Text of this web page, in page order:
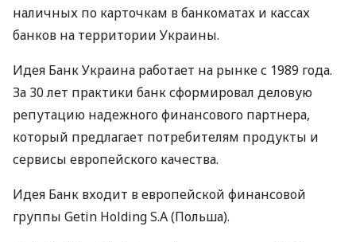
наличных по карточкам в банкоматах и ​​кассах
банков на территории Украины.
Идея Банк Украина работает на рынке с 1989 года.
За 30 лет практики банк сформировал деловую
репутацию надежного финансового партнера,
который предлагает потребителям продукты и
сервисы европейского качества.
Идея Банк входит в европейской финансовой
группы Getin Holding S.A (Польша).